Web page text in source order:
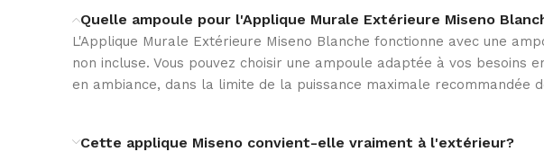
Quelle ampoule pour l'Applique Murale Extérieure Miseno
L'Applique Murale Extérieure Miseno Blanche fonctionne avec une
non incluse. Vous pouvez choisir une ampoule adaptée à vos besoins
en ambiance, dans la limite de la puissance maximale recommandée
Cette applique Miseno convient-elle vraiment à l'extérieur?